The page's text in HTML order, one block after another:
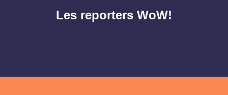
Les reporters WoW!